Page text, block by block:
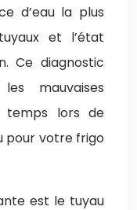
d’eau la plus
et l’état
Ce diagnostic
mauvaises
temps lors de
pour votre frigo
est le tuyau